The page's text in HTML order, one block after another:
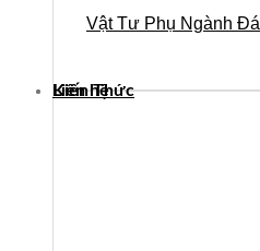
Vật Tư Phụ Ngành Đá
Kiến Thức
Liên hệ